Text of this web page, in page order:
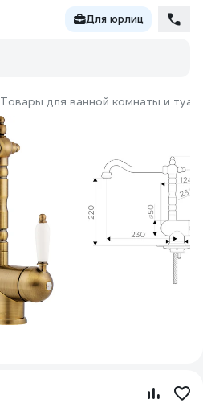
Для юрлиц
Товары для ванной комнаты и